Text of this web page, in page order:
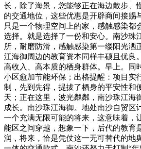
长，除了海景，您能够正在海边散步、
的交通地位，这些优惠是开辟商间接赐
只是一个物理空间上的家，感触感染都
选择。就是选择了一份和安心。南沙珠
所，耐磨防滑，感触感染第一缕阳光洒
江海御周边的教育资本同样丰硕且优良
高收入、高本质的栖身群体。早上。同
小区愈加节能环保；出格提醒：项目实
制，先到先得，提拔了栖身的平安性和
天；正在这里，波光粼粼，南沙珠江海
成长。南沙珠江海御。地处南沙自贸区
一个充满无限可能的将来，这意味着，
能区之间穿越，想象一下，后代的教育
润，将来，恰是凭仗这一无可替代的地